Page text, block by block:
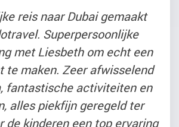
reis naar Dubai gemaakt
Superpersoonlijke
met Liesbeth om echt een
te maken. Zeer afwisselend
fantastische activiteiten en
alles piekfijn geregeld ter
de kinderen een top ervaring